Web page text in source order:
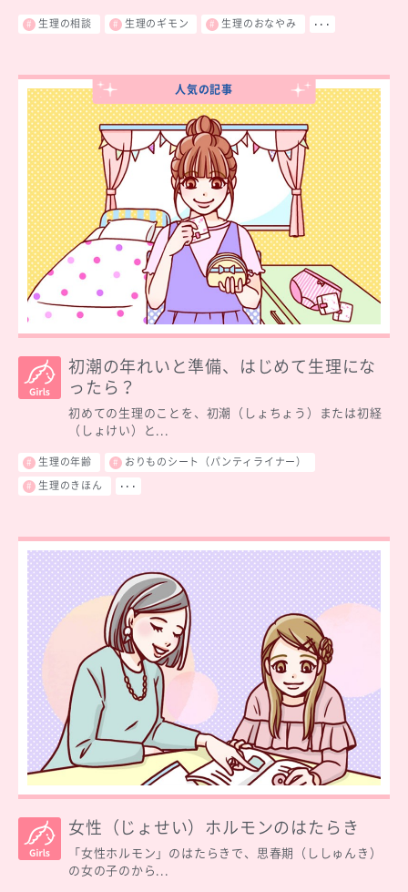
生理の相談 生理のギモン 生理のおなやみ ･･･
人気の記事
初潮の年れいと準備、はじめて生理にな
ったら？
初めての生理のことを、初潮（しょちょう）または初経
（しょけい）と...
生理の年齢 おりものシート（パンティライナー）
生理のきほん ･･･
女性（じょせい）ホルモンのはたらき
「女性ホルモン」のはたらきで、思春期（ししゅんき）
の女の子のから...